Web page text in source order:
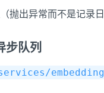
抛出异常而不是记录日
步队列